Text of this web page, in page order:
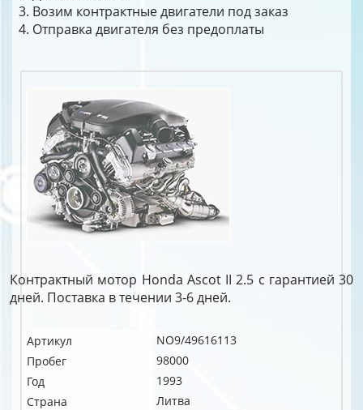
Возим контрактные двигатели под заказ
Отправка двигателя без предоплаты
Контрактный мотор Honda Ascot II 2.5 c гарантией 30
дней. Поставка в течении 3-6 дней.
Артикул
NO9/49616113
Пробег
98000
Год
1993
Страна
Литва